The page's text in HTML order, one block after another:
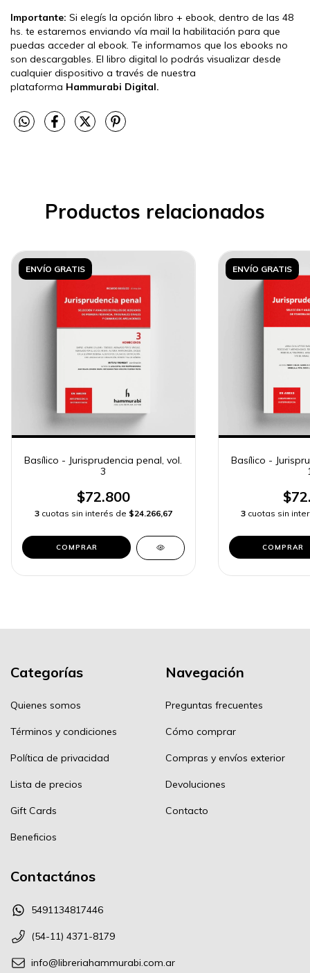
Importante: Si elegís la opción libro + ebook, dentro de las 48
hs. te estaremos enviando vía mail la habilitación para que
puedas acceder al ebook. Te informamos que los ebooks no
son descargables. El libro digital lo podrás visualizar desde
cualquier dispositivo a través de nuestra
plataforma Hammurabi Digital.
Productos relacionados
ENVÍO GRATIS
Basílico - Jurisprudencia penal, vol.
3
$72.800
3 cuotas sin interés de $24.266,67
COMPRAR
ENVÍO GRATIS
Basílico -
3 cuotas sin
COMPRAR
Categorías
Quienes somos
Términos y condiciones
Política de privacidad
Lista de precios
Gift Cards
Beneficios
Navegación
Preguntas frecuentes
Cómo comprar
Compras y envíos exterior
Devoluciones
Contacto
Contactános
5491134817446
(54-11) 4371-8179
info@libreriahammurabi.com.ar